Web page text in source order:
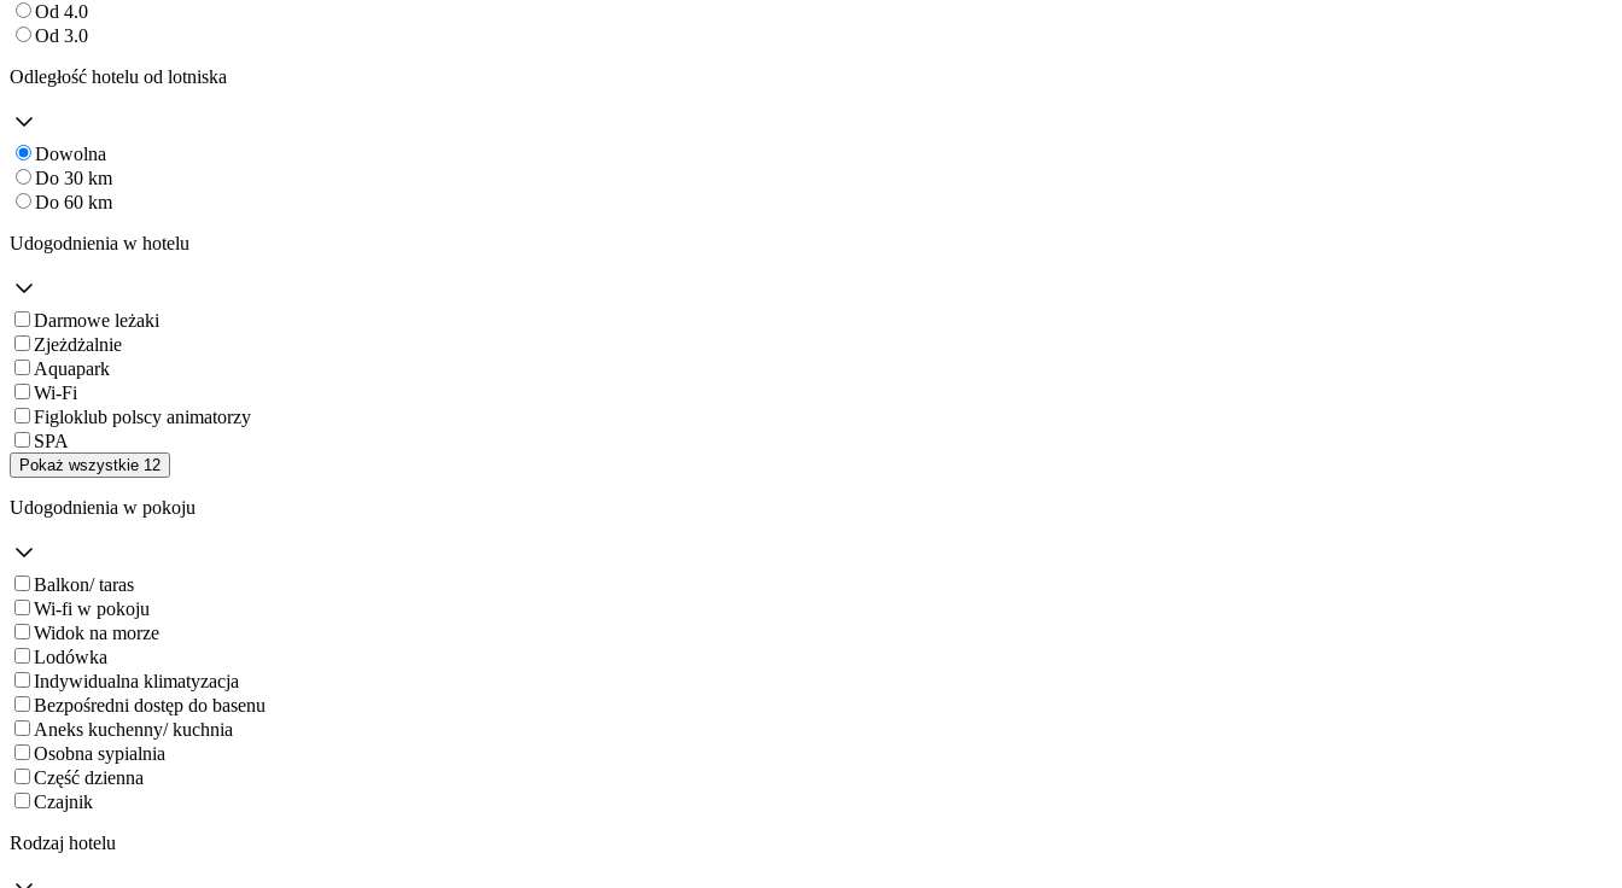
Od 4.0
Od 3.0
Odległość hotelu od lotniska
Dowolna
Do 30 km
Do 60 km
Udogodnienia w hotelu
Darmowe leżaki
Zjeżdżalnie
Aquapark
Wi-Fi
Figloklub polscy animatorzy
SPA
Pokaż wszystkie 12
Udogodnienia w pokoju
Balkon/ taras
Wi-fi w pokoju
Widok na morze
Lodówka
Indywidualna klimatyzacja
Bezpośredni dostęp do basenu
Aneks kuchenny/ kuchnia
Osobna sypialnia
Część dzienna
Czajnik
Rodzaj hotelu